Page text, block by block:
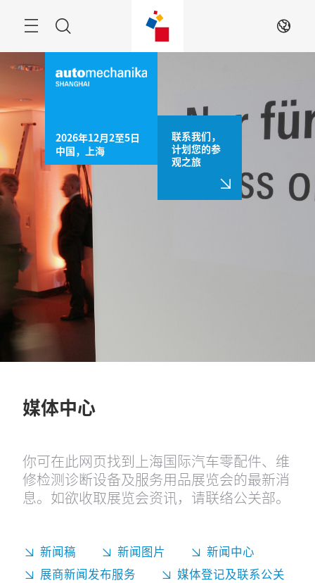
菜
单
ZH
2026年12月2至5日
中国，上海
联系我们，
计划您的参
观之旅
媒体中心
你可在此网页找到上海国际汽车零配件、维
修检测诊断设备及服务用品展览会的最新消
息。如欲收取展览会资讯，请联络公关部。
新闻稿 新闻图片
新闻中心
展商新闻发布服务
媒体登记及联系公关